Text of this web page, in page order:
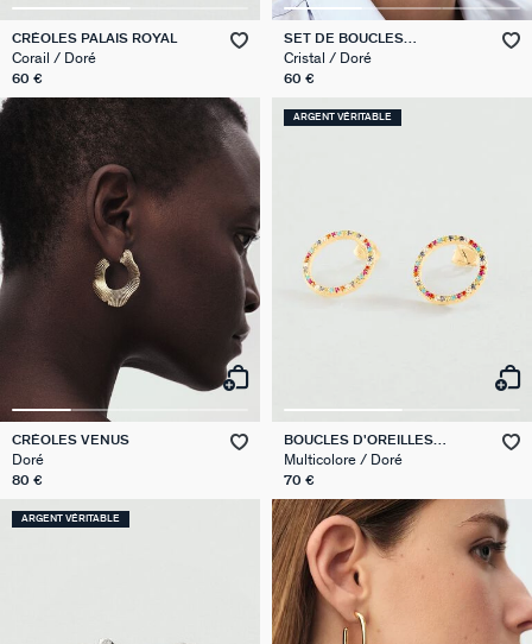
CRÉOLES PALAIS ROYAL
Corail / Doré
60 €
SET DE BOUCLES
D'OREILLES EAR20BELOVED
Cristal / Doré
60 €
CRÉOLES VENUS
Doré
80 €
ARGENT VÉRITABLE
BOUCLES D'OREILLES
PENDANTES RAINBOW
Multicolore / Doré
70 €
ARGENT VÉRITABLE